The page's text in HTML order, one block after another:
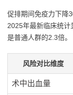
促排期间免疫力下降
2025年最新临床统计
是普通人群的2.3倍。
风险对比维度
术中出血量